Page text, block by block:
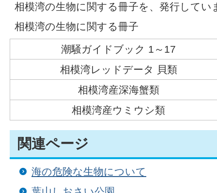
相模湾の生物に関する冊子を、発行してい
相模湾の生物に関する冊子
潮騒ガイドブック 1～17
相模湾レッドデータ 貝類
相模湾産深海蟹類
相模湾産ウミウシ類
関連ページ
海の危険な生物について